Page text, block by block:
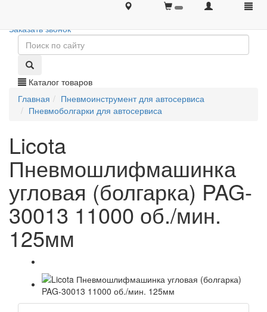
+7 (495) 646-08-66
Заказать звонок
Каталог товаров
Главная
Пневмоинструмент для автосервиса
Пневмоболгарки для автосервиса
Licota
Пневмошлифмашинка
угловая (болгарка) PAG-
30013 11000 об./мин.
125мм